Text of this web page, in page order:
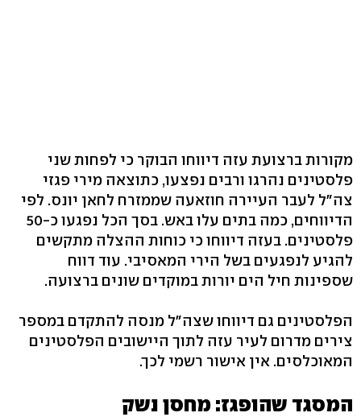
מקורות ברצועת עזה דיווחו הבוקר כי לפחות שני
פלסטינים נהרגו ורבים נפצעו, כתוצאה מירי פגזי
צה"ל לעבר העיירה חוזאעה שממזרח לחאן יונס. לפי
הדיווחים, כמה בתים עלו באש. בסך הכל נפגעו כ-50
פלסטינים. בעזה דיווחו כי כוחות ההצלה מתקשים
להגיע לנפגעים בשל הירי המאסיבי. עוד דווח
שספינות חיל הים יורות במוקדים שונים ברצועה.
הפלסטינים גם דיווחו שצה"ל מנסה להתקדם במספר
צירים מדרום לעיר עזה לתוך היישובים הפלסטינים
המאוכלסים. אין אישור רשמי לכך.
המסגד שהופגז: מחסן נשק